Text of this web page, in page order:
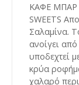
ΚΑΦΕ ΜΠΑΡ
SWEETS
Σαλαμίνα.
ανοίγει
υποδεχτεί
κρύα
χαλαρό